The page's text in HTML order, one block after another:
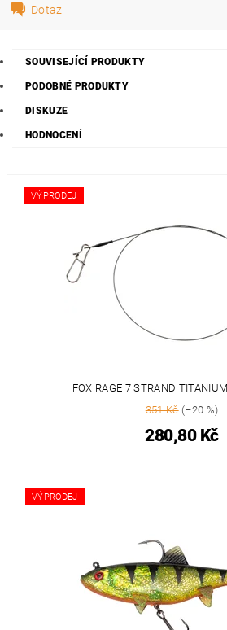
Dotaz
SOUVISEJÍCÍ PRODUKTY
PODOBNÉ PRODUKTY
DISKUZE
HODNOCENÍ
VÝPRODEJ
FOX RAGE 7 STRAND
351 Kč(–20 %)
280,80 Kč
VÝPRODEJ